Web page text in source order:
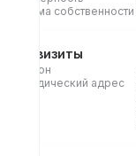
Форма собственности
Реквизиты
Регион
Юридический адрес